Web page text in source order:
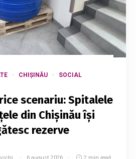
CHIȘINĂU SOCIAL
scenariu: Spitalele
din Chișinău își
rezerve
6 august 2026 2 min read